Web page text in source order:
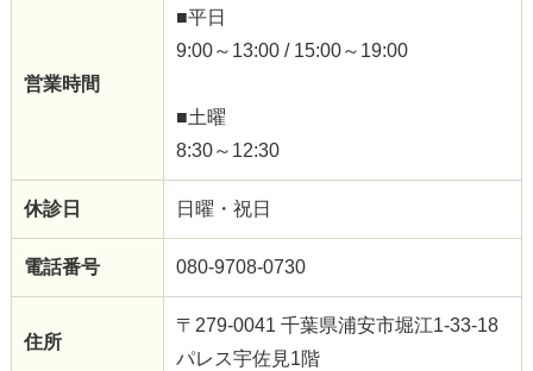
営業時間
■平日
9:00～13:00 / 15:00～19:00
■土曜
8:30～12:30
休診日 日曜・祝日
電話番号 080-9708-0730
住所
〒279-0041 千葉県浦安市堀江1-33-18
パレス宇佐見1階